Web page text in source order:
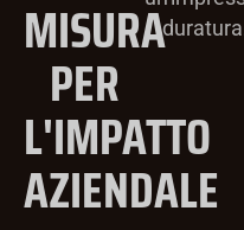
MISURA
PER
L'IMPATTO
AZIENDALE